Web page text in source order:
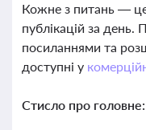
Кожне з питань —
публікацій за
посиланнями та
доступні у
Стисло про головне: